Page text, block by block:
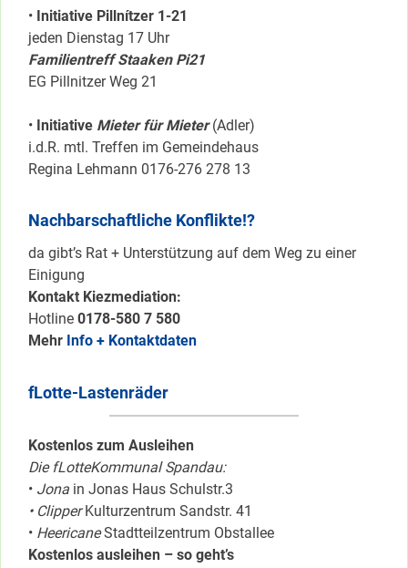
• Initiative Pillnítzer 1-21
jeden Dienstag 17 Uhr
Familientreff Staaken Pi21
EG Pillnitzer Weg 21
• Initiative Mieter für Mieter(Adler)
i.d.R. mtl. Treffen im Gemeindehaus
Regina Lehmann 0176-276 278 13
Nachbarschaftliche Konflikte!?
da gibt’s Rat + Unterstützung auf dem Weg zu einer
Einigung
Kontakt Kiezmediation:
Hotline 0178-580 7 580
Mehr Info + Kontaktdaten
fLotte-Lastenräder
Kostenlos zum Ausleihen
Die fLotteKommunal Spandau:
• Jona in Jonas Haus Schulstr.3
• ClipperKulturzentrum Sandstr. 41
• HeericaneStadtteilzentrum Obstallee
Kostenlos ausleihen – so geht’s